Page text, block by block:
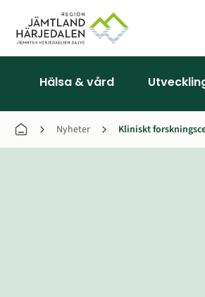
Hälsa & vård
Nyheter Kliniskt